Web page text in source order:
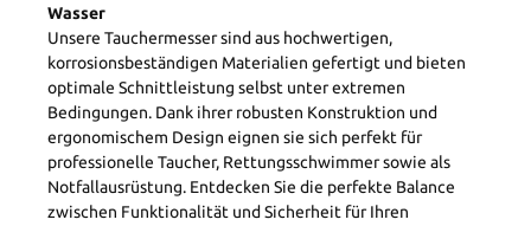
Wasser
Unsere Tauchermesser sind aus hochwertigen,
korrosionsbeständigen Materialien gefertigt und bieten
optimale Schnittleistung selbst unter extremen
Bedingungen. Dank ihrer robusten Konstruktion und
ergonomischem Design eignen sie sich perfekt für
professionelle Taucher, Rettungsschwimmer sowie als
Notfallausrüstung. Entdecken Sie die perfekte Balance
zwischen Funktionalität und Sicherheit für Ihren